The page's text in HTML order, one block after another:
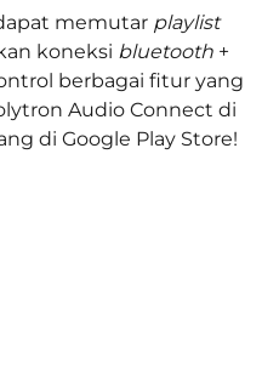
memutar playlist
koneksi bluetooth +
berbagai fitur yang
Audio Connect di
di Google Play Store!